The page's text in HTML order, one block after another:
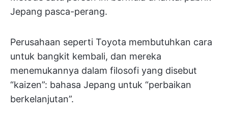
Jepang pasca-perang.
Perusahaan seperti Toyota membutuhkan cara
untuk bangkit kembali, dan mereka
menemukannya dalam filosofi yang disebut
“kaizen”: bahasa Jepang untuk “perbaikan
berkelanjutan”.